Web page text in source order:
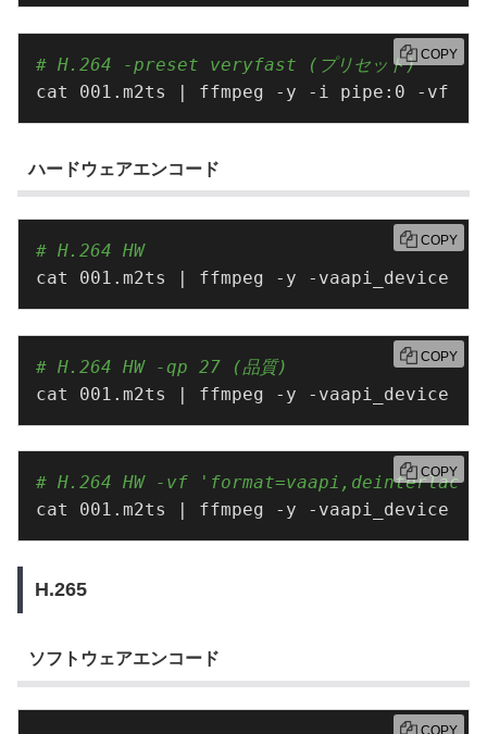
# H.264 -preset veryfast (プリセット)
cat 001.m2ts | ffmpeg -y -i pipe:0 -vf
COPY
ハードウェアエンコード
# H.264 HW
cat 001.m2ts | ffmpeg -y -vaapi_device /
COPY
# H.264 HW -qp 27 (品質)
cat 001.m2ts | ffmpeg -y -vaapi_device /
COPY
# H.264 HW -vf
cat 001.m2ts | ffmpeg -y -vaapi_device /
COPY
H.265
ソフトウェアエンコード
COPY